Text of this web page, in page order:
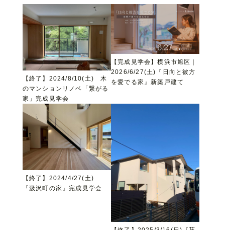
【終了】2024/8/10(土) 木
のマンションリノベ「繋がる
家」完成見学会
【完成見学会】横浜市旭区｜
2026/6/27(土)『日向と彼方
を愛でる家』新築戸建て
【終了】2024/4/27(土)
『汲沢町の家』完成見学会